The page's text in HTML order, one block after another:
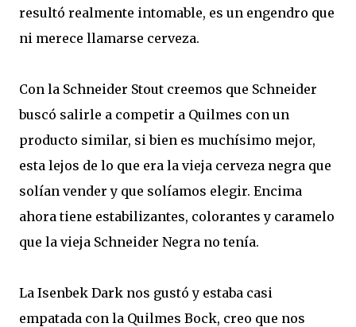
resultó realmente intomable, es un engendro que
ni merece llamarse cerveza.
Con la Schneider Stout creemos que Schneider
buscó salirle a competir a Quilmes con un
producto similar, si bien es muchísimo mejor,
esta lejos de lo que era la vieja cerveza negra que
solían vender y que solíamos elegir. Encima
ahora tiene estabilizantes, colorantes y caramelo
que la vieja Schneider Negra no tenía.
La Isenbek Dark nos gustó y estaba casi
empatada con la Quilmes Bock, creo que nos